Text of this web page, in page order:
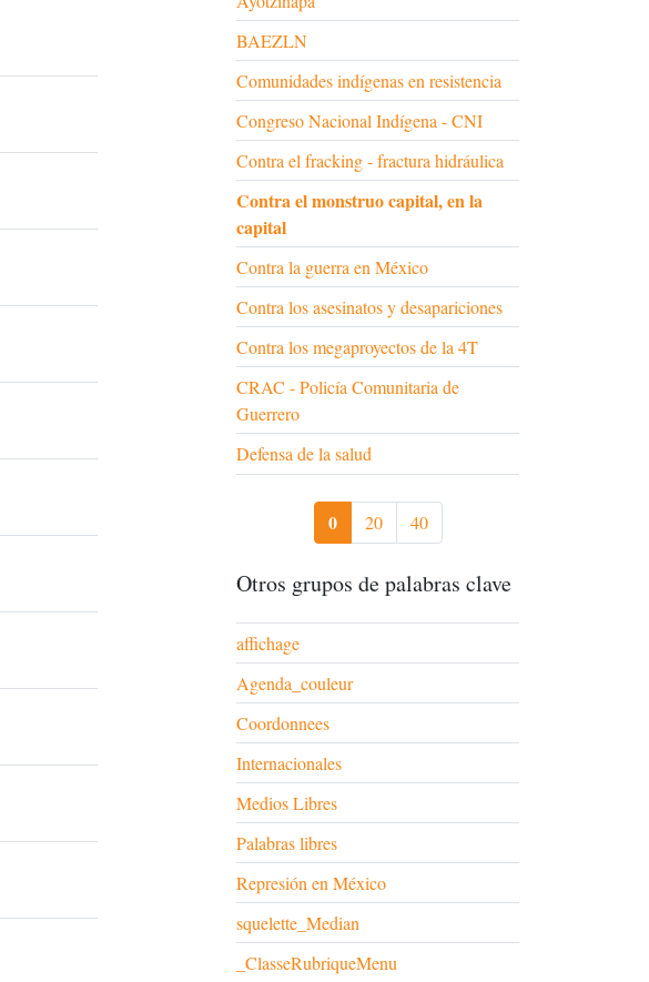
BAEZLN
Comunidades indígenas en resistencia
Congreso Nacional Indígena - CNI
Contra el fracking - fractura hidráulica
Contra el monstruo capital, en la
capital
Contra la guerra en México
Contra los asesinatos y desapariciones
Contra los megaproyectos de la 4T
CRAC - Policía Comunitaria de
Guerrero
Defensa de la salud
0 20 40
Otros grupos de palabras clave
affichage
Agenda_couleur
Coordonnees
Internacionales
Medios Libres
Palabras libres
Represión en México
squelette_Median
_ClasseRubriqueMenu